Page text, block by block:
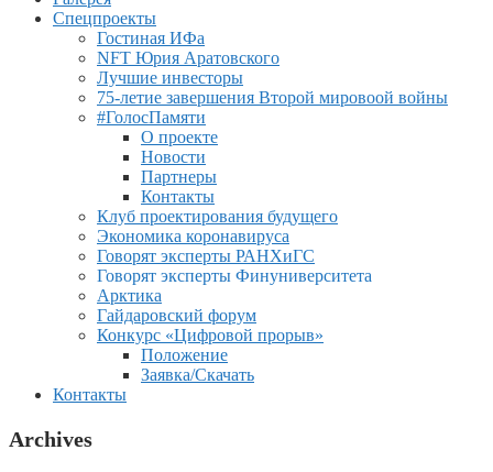
Спецпроекты
Гостиная ИФа
NFT Юрия Аратовского
Лучшие инвесторы
75-летие завершения Второй мировоой войны
#ГолосПамяти
О проекте
Новости
Партнеры
Контакты
Клуб проектирования будущего
Экономика коронавируса
Говорят эксперты РАНХиГС
Говорят эксперты Финуниверситета
Арктика
Гайдаровский форум
Конкурс «Цифровой прорыв»
Положение
Заявка/Скачать
Контакты
Archives